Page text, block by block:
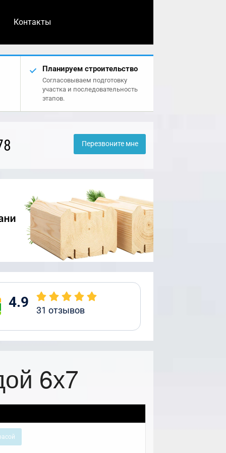
Контакты
Планируем строительство
Согласовываем подготовку
участка и последовательность
этапов.
Перезвоните мне
4.9 31 отзывов
6х7